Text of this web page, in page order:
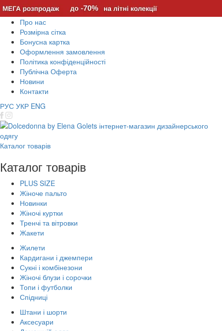
Про нас
Розмірна сітка
Бонусна картка
Оформлення замовлення
Політика конфіденційності
Публічна Оферта
Новини
Контакти
РУС УКР ENG
Каталог товарів
Каталог товарів
PLUS SIZE
Жіноче пальто
Новинки
Жіночі куртки
Тренчі та вітровки
Жакети
Жилети
Кардигани і джемпери
Сукні і комбінезони
Жіночі блузи і сорочки
Топи і футболки
Спідниці
Штани і шорти
Аксесуари